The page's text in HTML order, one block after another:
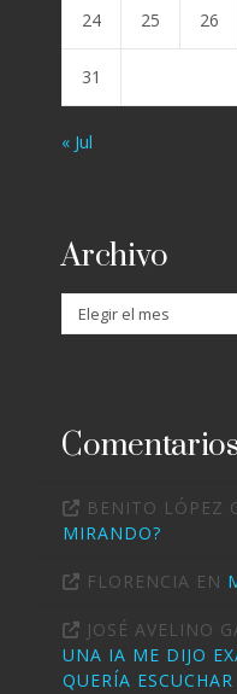
24 25 26
31
« Jul
Archivo
Archivo
BENITO LÓPEZ
MIRANDO?
FLORENCIA EN
JOSÉ AVELINO
UNA IA ME DIJO
QUERÍA ESCUCHAR